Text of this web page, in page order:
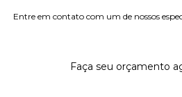
Entre em contato com um de nossos
Faça seu orçamento